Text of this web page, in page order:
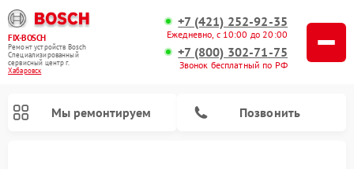
FIX-BOSCH
Ремонт устройств Bosch
Специализированный
cервисный центр г.
Хабаровск
+7 (421) 252-92-35
Ежедневно, с 10:00 до 20:00
+7 (800) 302-71-75
Звонок бесплатный по РФ
Мы ремонтируем Позвонить